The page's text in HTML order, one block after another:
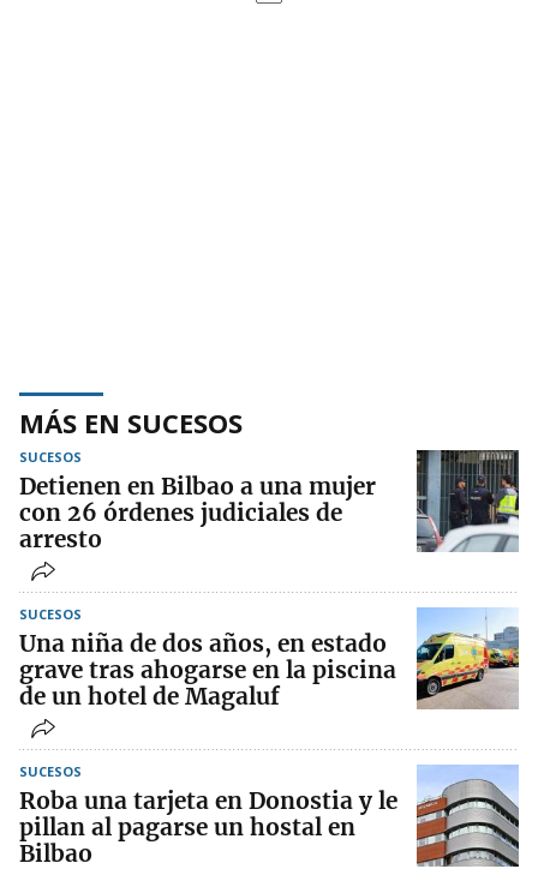
MÁS EN SUCESOS
SUCESOS
Detienen en Bilbao a una mujer
con 26 órdenes judiciales de
arresto
SUCESOS
Una niña de dos años, en estado
grave tras ahogarse en la piscina
de un hotel de Magaluf
SUCESOS
Roba una tarjeta en Donostia y le
pillan al pagarse un hostal en
Bilbao